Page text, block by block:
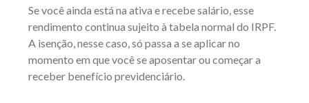
Se você ainda está na ativa e recebe salário, esse
rendimento continua sujeito à tabela normal do IRPF.
A isenção, nesse caso, só passa a se aplicar no
momento em que você se aposentar ou começar a
receber benefício previdenciário.